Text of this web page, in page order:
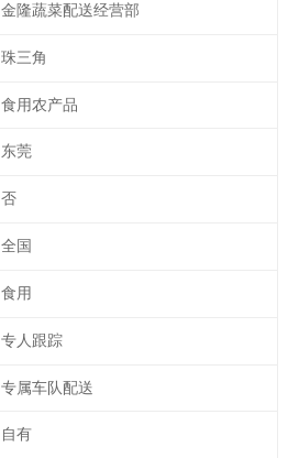
金隆蔬菜配送经营部
珠三角
食用农产品
东莞
否
全国
食用
专人跟踪
专属车队配送
自有